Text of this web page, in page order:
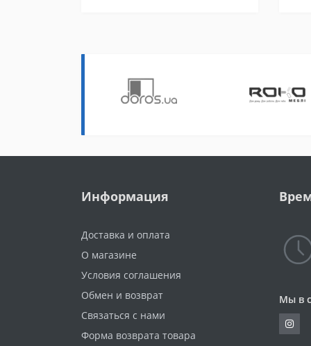
Информация
Доставка и оплата
О магазине
Условия соглашения
Обмен и возврат
Связаться с нами
Форма возврата товара
Мы в